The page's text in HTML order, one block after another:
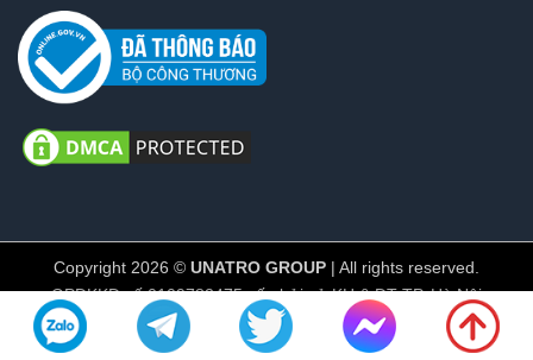
Copyright 2026 © UNATRO GROUP | All rights reserved.
GPĐKKD số 0109782475 cấp bởi sở KH & ĐT TP. Hà Nội